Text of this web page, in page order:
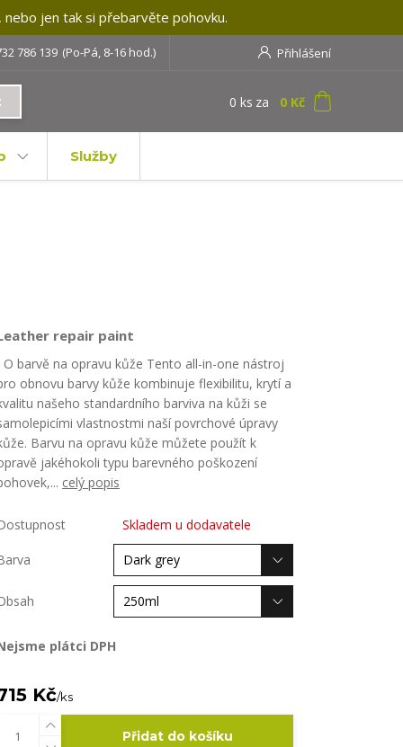
jen tak si přebarvěte pohovku.
Přihlášení
786 139 (Po-Pá, 8-16 hod.)
0 ks za 0 Kč
Služby
repair paint
O barvě na opravu kůže Tento all-in-one nástroj
obnovu barvy kůže kombinuje flexibilitu, krytí a
našeho standardního barviva na kůži se
vlastnostmi naší povrchové úpravy
Barvu na opravu kůže můžete použít k
jakéhokoli typu barevného poškození
celý popis
Skladem u dodavatele
plátci DPH
Kč/ks
Přidat do košíku